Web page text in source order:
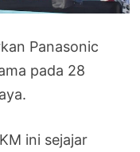
Panasonic
pada 28
ini sejajar